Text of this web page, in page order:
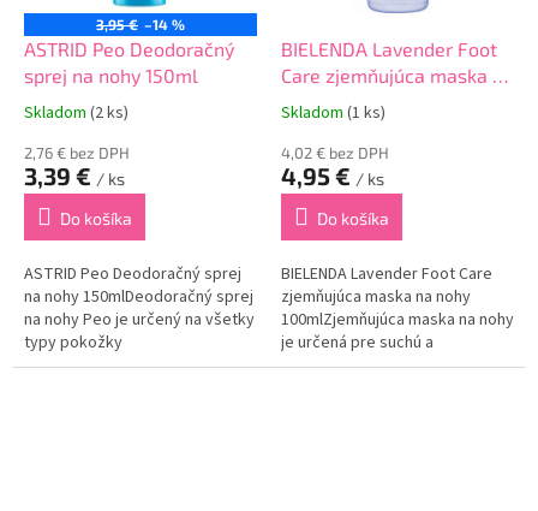
3,95 € –14 %
ASTRID Peo Deodoračný
sprej na nohy 150ml
Skladom (2 ks)
2,76 € bez DPH
3,39 € / ks
Do košíka
ASTRID Peo Deodoračný sprej
na nohy 150mlDeodoračný sprej
na nohy Peo je určený na všetky
typy pokožky
chodidiel.Obsahuje špeciálnu
BIELENDA Lavender Foot
Care zjemňujúca maska na
nohy 100ml
Skladom (1 ks)
4,02 € bez DPH
4,95 € / ks
Do košíka
BIELENDA Lavender Foot Care
zjemňujúca maska na nohy
100mlZjemňujúca maska na nohy
je určená pre suchú a
popraskanú pokožku na